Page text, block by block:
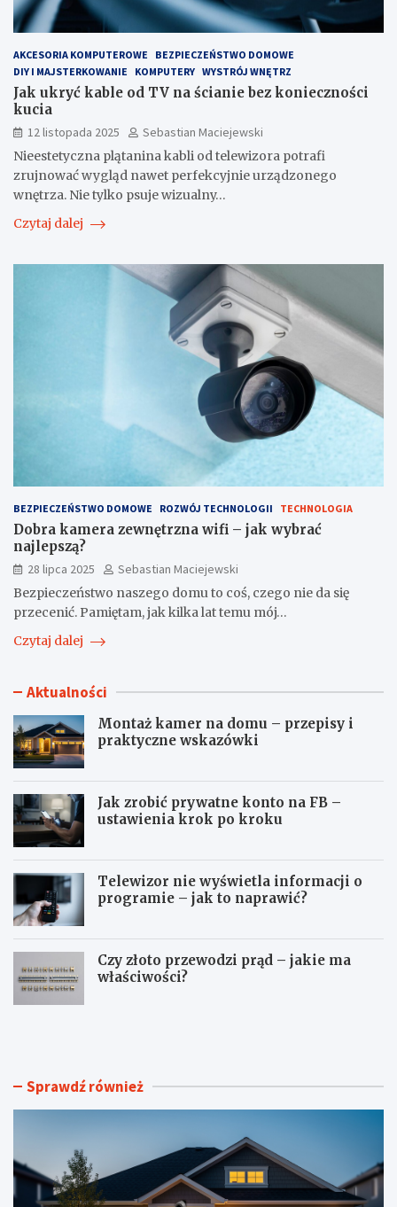
AKCESORIA KOMPUTEROWE
BEZPIECZEŃSTWO DOMOWE
DIY I MAJSTERKOWANIE
KOMPUTERY WYSTRÓJ WNĘTRZ
Jak ukryć kable od TV na ścianie bez konieczności
kucia
12 listopada 2025
Sebastian Maciejewski
Nieestetyczna plątanina kabli od telewizora potrafi
zrujnować wygląd nawet perfekcyjnie urządzonego
wnętrza. Nie tylko psuje wizualny…
Czytaj dalej
BEZPIECZEŃSTWO DOMOWE ROZWÓJ TECHNOLOGII TECHNOLOGIA
Dobra kamera zewnętrzna wifi – jak wybrać
najlepszą?
28 lipca 2025
Sebastian Maciejewski
Bezpieczeństwo naszego domu to coś, czego nie da się
przecenić. Pamiętam, jak kilka lat temu mój…
Czytaj dalej
Aktualności
Montaż kamer na domu – przepisy i
praktyczne wskazówki
Jak zrobić prywatne konto na FB –
ustawienia krok po kroku
Telewizor nie wyświetla informacji o
programie – jak to naprawić?
Czy złoto przewodzi prąd – jakie ma
właściwości?
M
ż
e
r
J
o
p
r
Sprawdź również